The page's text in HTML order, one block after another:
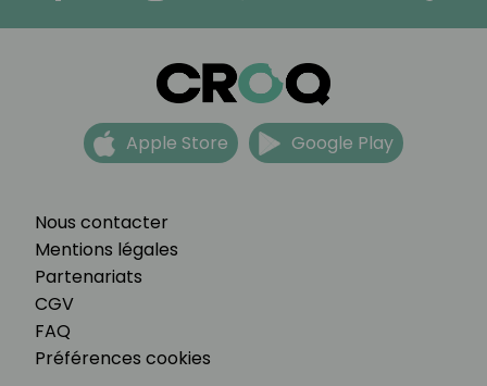
Nous contacter
Mentions légales
Partenariats
CGV
FAQ
Préférences cookies
Apple Store Google Play